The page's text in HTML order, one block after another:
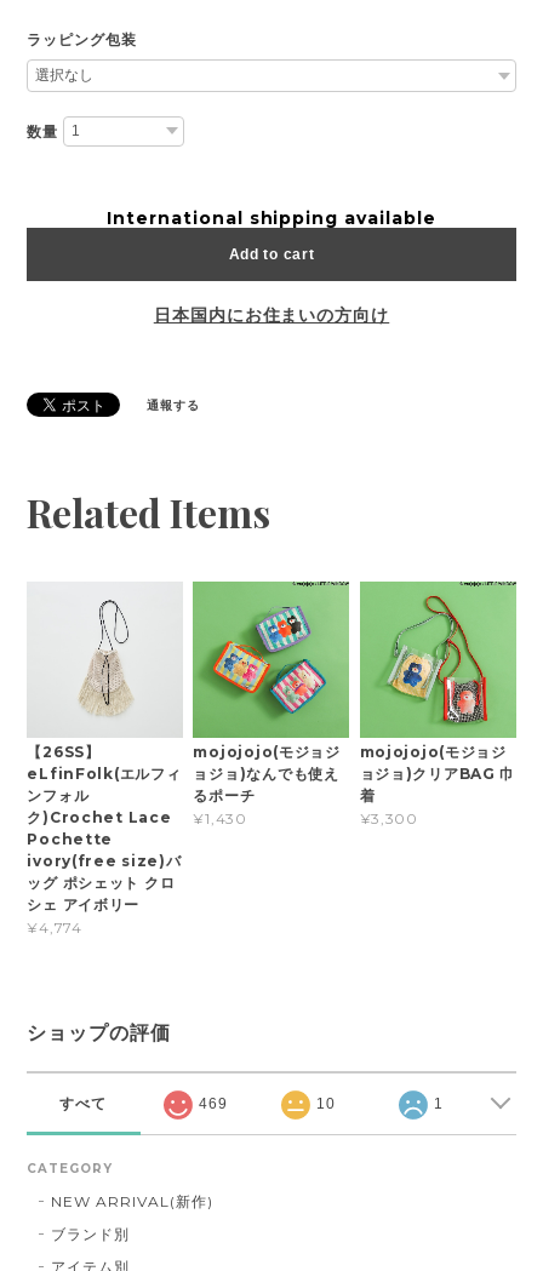
ラッピング包装
数量
International shipping available
Add to cart
日本国内にお住まいの方向け
通報する
Related Items
【26SS】
eLfinFolk(エルフィ
ンフォル
ク)Crochet Lace
Pochette
ivory(free size)バ
ッグ ポシェット クロ
シェ アイボリー
¥4,774
mojojojo(モジョジ
ョジョ)なんでも使え
るポーチ
¥1,430
mojojojo(モジョジ
ョジョ)クリアBAG 巾
着
¥3,300
ショップの評価
すべて 469 10 1
CATEGORY
NEW ARRIVAL(新作)
ブランド別
アイテム別